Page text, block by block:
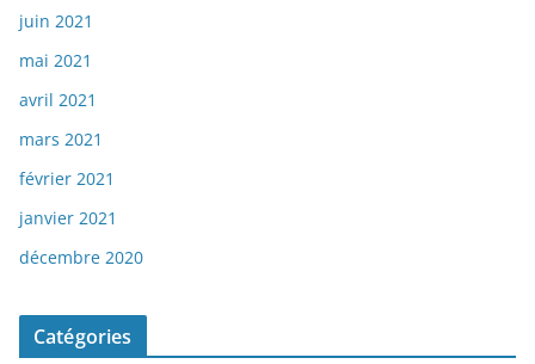
juin 2021
mai 2021
avril 2021
mars 2021
février 2021
janvier 2021
décembre 2020
Catégories